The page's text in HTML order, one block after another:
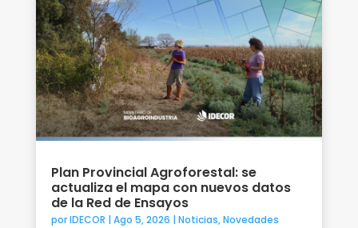
Plan Provincial Agroforestal: se
actualiza el mapa con nuevos datos
de la Red de Ensayos
porIDECOR | Ago 5, 2026 | Noticias,Novedades